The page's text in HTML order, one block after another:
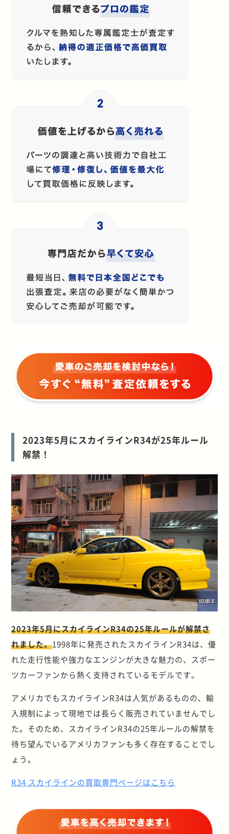
2023年5月にスカイラインR34が25年ルール
解禁！
2023年5月にスカイラインR34の25年ルールが解禁さ
れました。1998年に発売されたスカイラインR34は、優
れた走行性能や強力なエンジンが大きな魅力の、スポー
ツカーファンから熱く支持されているモデルです。
アメリカでもスカイラインR34は人気があるものの、輸
入規制によって現地では長らく販売されていませんでし
た。そのため、スカイラインR34の25年ルールの解禁を
待ち望んでいるアメリカファンも多く存在することでし
ょう。
R34 スカイラインの買取専門ページはこちら